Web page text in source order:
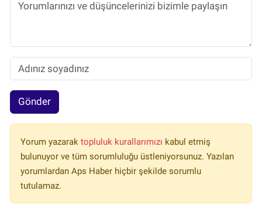
Gönder
Yorum yazarak topluluk kurallarımızı kabul etmiş
bulunuyor ve tüm sorumluluğu üstleniyorsunuz. Yazılan
yorumlardan Aps Haber hiçbir şekilde sorumlu
tutulamaz.